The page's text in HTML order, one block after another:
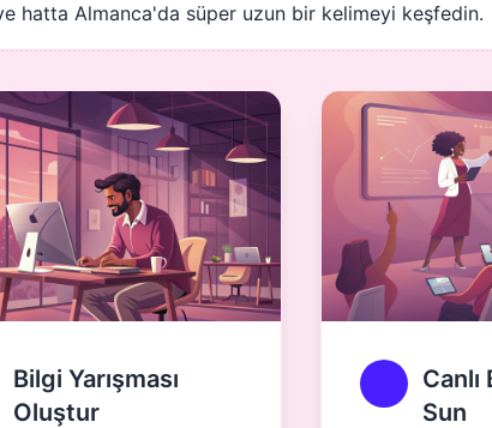
hatta Almanca'da süper uzun bir kelimeyi keşfedin.
Bilgi Yarışması
Oluştur
Canlı
Sun